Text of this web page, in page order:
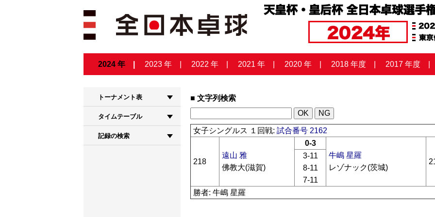
2024 年 2023 年 2022 年 2021 年 2020 年 2018 年度 2017 年度
トーナメント表
タイムテーブル
記録の検索
文字列検索
女子シングルス １回戦:試合番号 2162
218
遠山 雅
佛教大(滋賀)
0-3
牛嶋 星羅
レゾナック(茨城)
3-11
8-11
7-11
勝者: 牛嶋 星羅